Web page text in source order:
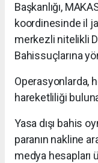
Başkanlığı,
koordinesinde il
merkezli nitelikli
Bahissuçlarına
Operasyonlarda,
hareketliliği
Yasa dışı bahis
paranın nakline
medya hesapları